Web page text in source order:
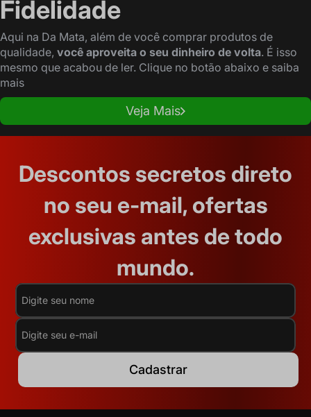
Fidelidade
Aqui na Da Mata, além de você comprar produtos de
qualidade, você aproveita o seu dinheiro de volta. É isso
mesmo que acabou de ler. Clique no botão abaixo e saiba
mais
Veja Mais
Descontos secretos direto
no seu e-mail, ofertas
exclusivas antes de todo
mundo.
Cadastrar